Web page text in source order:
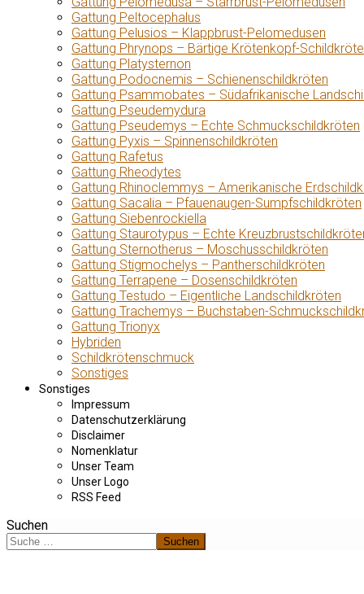
Gattung Peltocephalus
Gattung Pelusios – Klappbrust-Pelomedusen
Gattung Phrynops – Bärtige Krötenkopf-
Gattung Platysternon
Gattung Podocnemis – Schienenschildkröten
Gattung Psammobates – Südafrikanische
Gattung Pseudemydura
Gattung Pseudemys – Echte Schmuckschildkröten
Gattung Pyxis – Spinnenschildkröten
Gattung Rafetus
Gattung Rheodytes
Gattung Rhinoclemmys – Amerikanische
Gattung Sacalia – Pfauenaugen-Sumpfschildkröten
Gattung Siebenrockiella
Gattung Staurotypus – Echte
Gattung Sternotherus – Moschusschildkröten
Gattung Stigmochelys – Pantherschildkröten
Gattung Terrapene – Dosenschildkröten
Gattung Testudo – Eigentliche Landschildkröten
Gattung Trachemys – Buchstaben-
Gattung Trionyx
Hybriden
Schildkrötenschmuck
Sonstiges
Sonstiges
Impressum
Datenschutzerklärung
Disclaimer
Nomenklatur
Unser Team
Unser Logo
RSS Feed
Suchen
Suchen